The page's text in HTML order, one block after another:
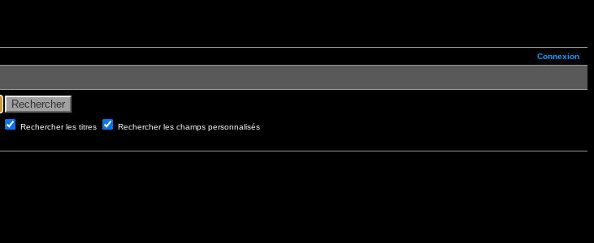
Connexion
Rechercher les titres
Rechercher les champs personnalisés